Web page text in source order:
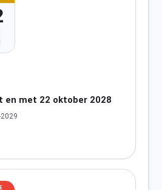
en met 22 oktober 2028